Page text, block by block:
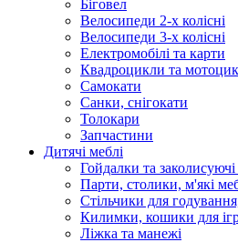
Біговел
Велосипеди 2-х колісні
Велосипеди 3-х колісні
Електромобілі та карти
Квадроцикли та
Самокати
Санки, снігокати
Толокари
Запчастини
Дитячі меблі
Гойдалки та
Парти, столики, м'які
Стільчики для
Килимки, кошики для
Ліжка та манежі